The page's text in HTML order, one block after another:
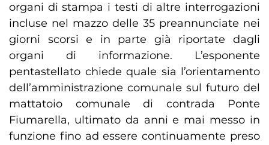
organi di stampa i testi di altre interrogazioni
incluse nel mazzo delle 35 preannunciate nei
giorni scorsi e in parte già riportate dagli
organi di informazione. L’esponente
pentastellato chiede quale sia l’orientamento
dell’amministrazione comunale sul futuro del
mattatoio comunale di contrada Ponte
Fiumarella, ultimato da anni e mai messo in
funzione fino ad essere continuamente preso